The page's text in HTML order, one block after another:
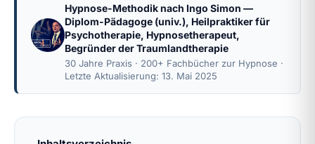
Hypnose-Methodik nach Ingo Simon —
Diplom-Pädagoge (univ.), Heilpraktiker für
Psychotherapie, Hypnosetherapeut,
Begründer der Traumlandtherapie
30 Jahre Praxis · 200+ Fachbücher zur Hypnose ·
Letzte Aktualisierung: 13. Mai 2025